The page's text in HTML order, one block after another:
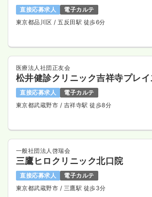
27.2〜29.1万円/月
※一例
時間 8:30～17:15（休憩45分）
気になる
オペ室(手術室)正看護師
日勤のみ（常勤）
給与 お問い合わせください
時間 7:45～16:30
年間休日120日
4週8休以上
第二新卒可
直接応募求人
電子カルテ
東京都品川区/ 五反田駅 徒歩6分
医療法人社団正友会
松井健診クリニック吉祥寺プレイ
直接応募求人
電子カルテ
東京都武蔵野市 / 吉祥寺駅 徒歩8分
一般社団法人啓瑞会
三鷹ヒロクリニック北口院
直接応募求人
電子カルテ
東京都武蔵野市 / 三鷹駅 徒歩3分